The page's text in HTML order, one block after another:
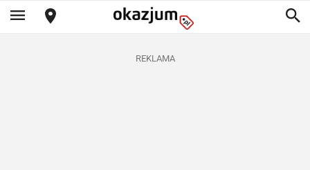
REKLAMA